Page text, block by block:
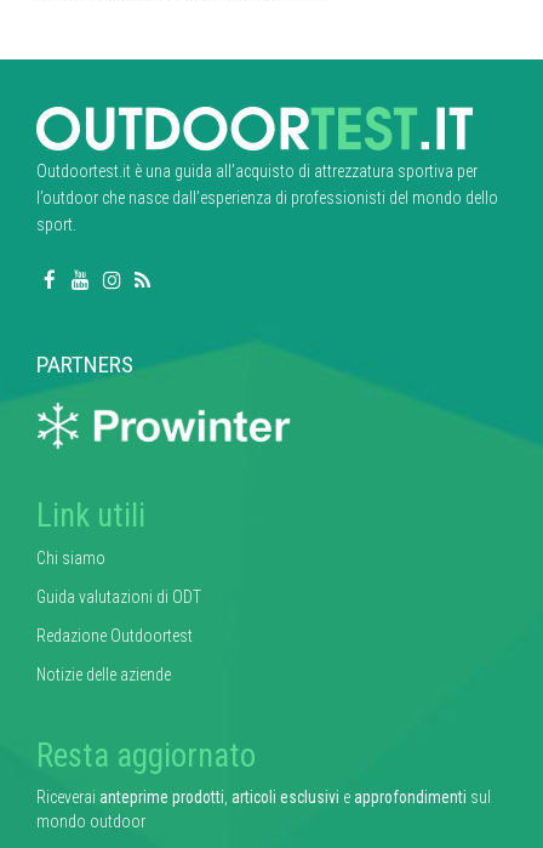
Outdoortest.it è una guida all’acquisto di attrezzatura sportiva per
l’outdoor che nasce dall’esperienza di professionisti del mondo dello
sport.
PARTNERS
Link utili
Chi siamo
Guida valutazioni di ODT
Redazione Outdoortest
Notizie delle aziende
Resta aggiornato
Riceverai anteprime prodotti, articoli esclusivi eapprofondimenti sul
mondo outdoor